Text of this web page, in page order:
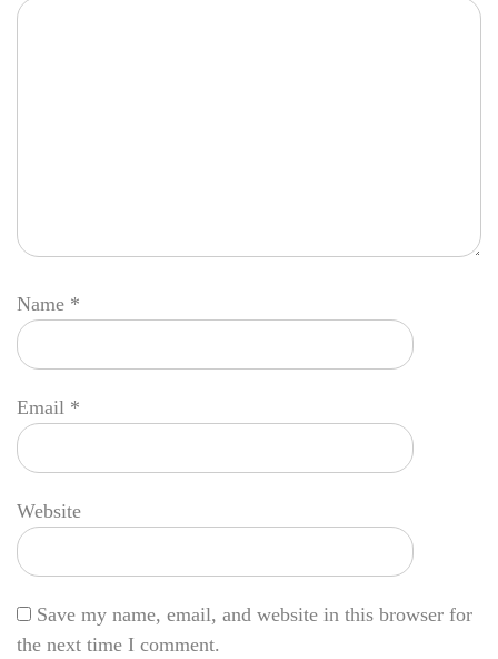
Name *
Email *
Website
Save my name, email, and website in this browser for
the next time I comment.